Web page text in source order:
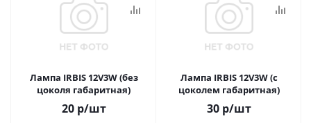
Лампа IRBIS 12V3W (без
цоколя габаритная)
20р/шт
Лампа IRBIS 12V3W (с
цоколем габаритная)
30р/шт